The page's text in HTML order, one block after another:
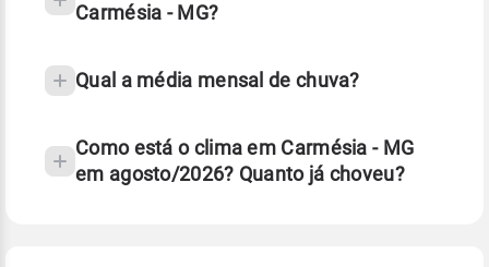
Carmésia - MG?
Qual a média mensal de chuva?
Como está o clima em Carmésia - MG
em agosto/2026? Quanto já choveu?